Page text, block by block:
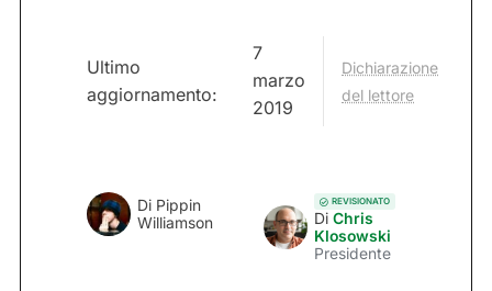
Ultimo
aggiornamento:
7
marzo
2019
Dichiarazione
del lettore
Di Pippin
Williamson
REVISIONATO
Di Chris
Klosowski
Presidente